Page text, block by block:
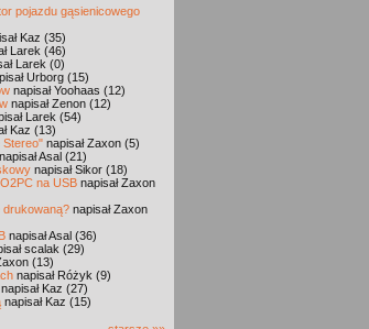
pojazdu gąsienicowego
Kaz (35)
Larek (46)
Larek (0)
Urborg (15)
napisał Yoohaas (12)
napisał Zenon (12)
Larek (54)
Kaz (13)
Stereo" napisał Zaxon (5)
napisał Asal (21)
napisał Sikor (18)
na USB napisał Zaxon
drukowaną? napisał Zaxon
napisał Asal (36)
scalak (29)
(13)
napisał Różyk (9)
napisał Kaz (27)
napisał Kaz (15)